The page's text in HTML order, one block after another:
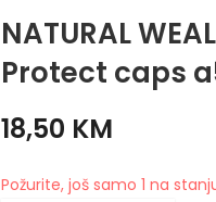
NATURAL
Protect caps
18,50 KM
Požurite, još samo 1 na